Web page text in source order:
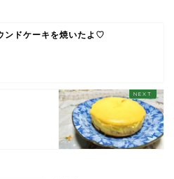
ンドケーキを焼いたよ♡